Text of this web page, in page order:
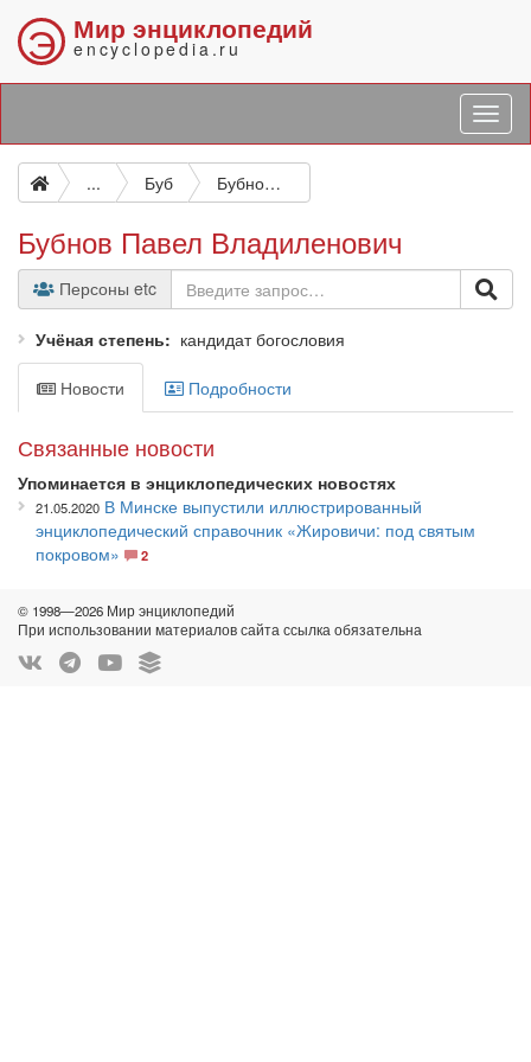
Э Мир энциклопедий
encyclopedia.ru
... Буб Бубнов Павел Владиленович
Бубнов Павел Владиленович
Персоны etc
Учёная степень кандидат богословия
Новости Подробности
Связанные новости
Упоминается в энциклопедических новостях
21.05.2020 В Минске выпустили иллюстрированный
энциклопедический справочник «Жировичи: под святым
покровом»
2
© 1998—2026 Мир энциклопедий
При использовании материалов сайта ссылка обязательна